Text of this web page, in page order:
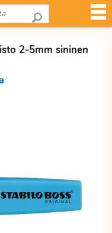
2-5mm sininen